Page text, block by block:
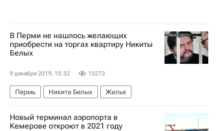
В Перми не нашлось желающих
приобрести на торгах квартиру Никиты
Белых
9 декабря 2019, 15:32 10273
Пермь Никита Белых Жилье
Новый терминал аэропорта в
Кемерове откроют в 2021 году